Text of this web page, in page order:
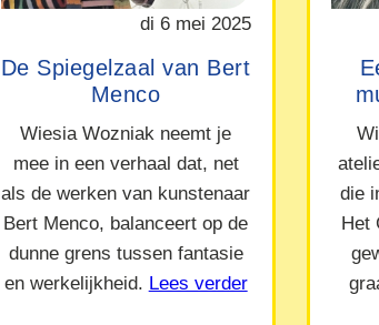
di 6 mei 2025
De Spiegelzaal van Bert
Menco
Wiesia Wozniak neemt je
mee in een verhaal dat, net
als de werken van kunstenaar
Bert Menco, balanceert op de
dunne grens tussen fantasie
en werkelijkheid. Lees verder
die
Het